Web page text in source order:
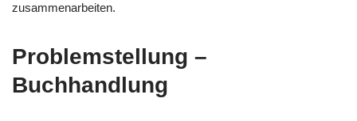
zusammenarbeiten.
Problemstellung –
Buchhandlung